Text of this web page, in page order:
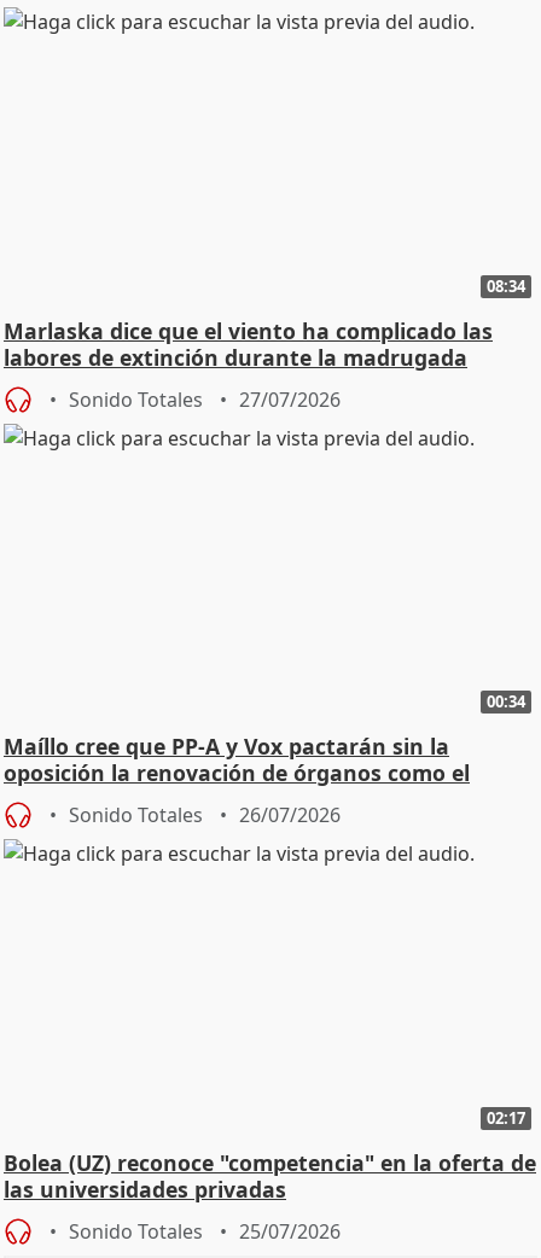
08:34
Marlaska dice que el viento ha complicado las
labores de extinción durante la madrugada
Sonido Totales 27/07/2026
00:34
Maíllo cree que PP-A y Vox pactarán sin la
oposición la renovación de órganos como el
Defensor
Sonido Totales 26/07/2026
02:17
Bolea (UZ) reconoce "competencia" en la oferta de
las universidades privadas
Sonido Totales 25/07/2026